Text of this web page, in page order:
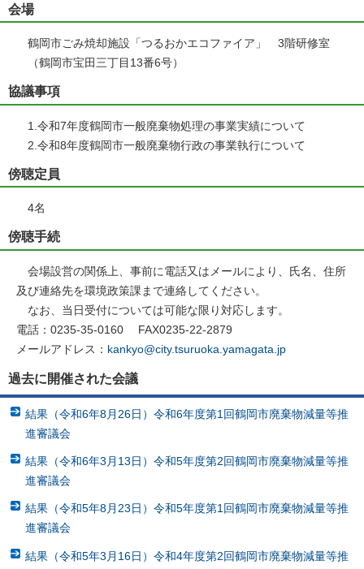
会場
鶴岡市ごみ焼却施設「つるおかエコファイア」 3階研修室
（鶴岡市宝田三丁目13番6号）
協議事項
1.令和7年度鶴岡市一般廃棄物処理の事業実績について
2.令和8年度鶴岡市一般廃棄物行政の事業執行について
傍聴定員
4名
傍聴手続
会場設営の関係上、事前に電話又はメールにより、氏名、住所
及び連絡先を環境政策課まで連絡してください。
なお、当日受付については可能な限り対応します。
電話：0235-35-0160 FAX0235-22-2879
メールアドレス： kankyo@city.tsuruoka.yamagata.jp
過去に開催された会議
結果（令和6年8月26日）令和6年度第1回鶴岡市廃棄物減量等推
進審議会
結果（令和6年3月13日）令和5年度第2回鶴岡市廃棄物減量等推
進審議会
結果（令和5年8月23日）令和5年度第1回鶴岡市廃棄物減量等推
進審議会
結果（令和5年3月16日）令和4年度第2回鶴岡市廃棄物減量等推